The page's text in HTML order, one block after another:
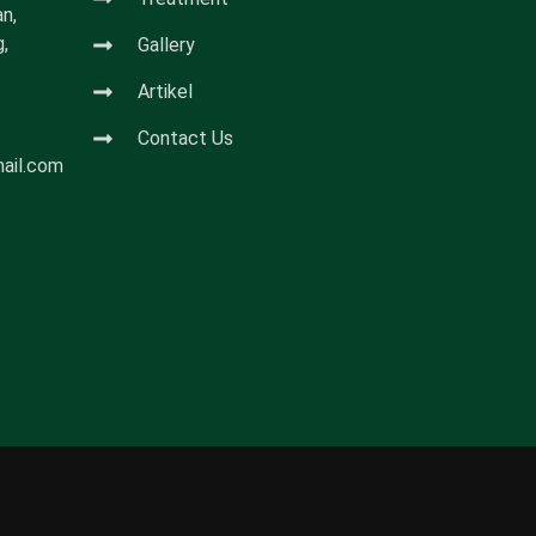
Gallery
Artikel
Contact Us